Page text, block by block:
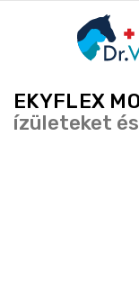
EKYFLEX
ízületeket